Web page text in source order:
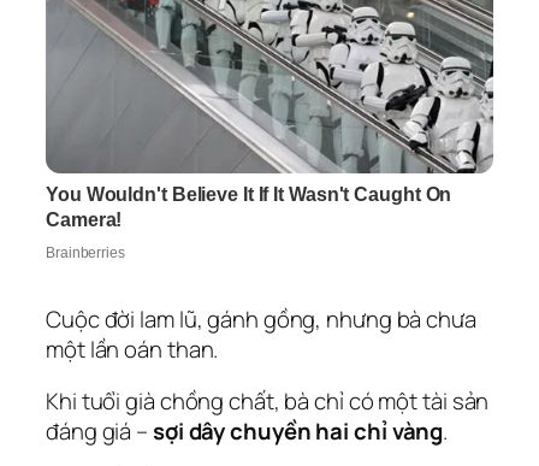
Cuộc đời lam lũ, gánh gồng, nhưng bà chưa
một lần oán than.
Khi tuổi già chồng chất, bà chỉ có một tài sản
đáng giá –sợi dây chuyền hai chỉ vàng.